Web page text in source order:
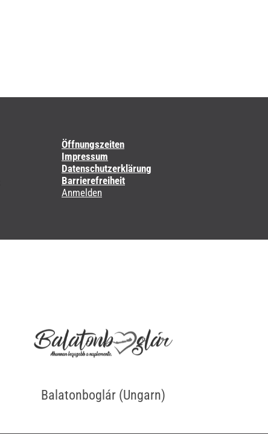
Öffnungszeiten
Impressum
Datenschutzerklärung
Barrierefreiheit
Anmelden
Balatonboglár (Ungarn)